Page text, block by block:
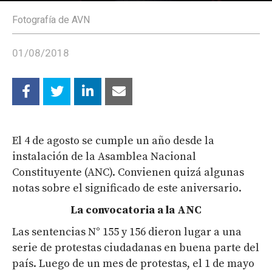
Fotografía de AVN
01/08/2018
El 4 de agosto se cumple un año desde la
instalación de la Asamblea Nacional
Constituyente (ANC). Convienen quizá algunas
notas sobre el significado de este aniversario.
La convocatoria a la ANC
Las sentencias N° 155 y 156 dieron lugar a una
serie de protestas ciudadanas en buena parte del
país. Luego de un mes de protestas, el 1 de mayo